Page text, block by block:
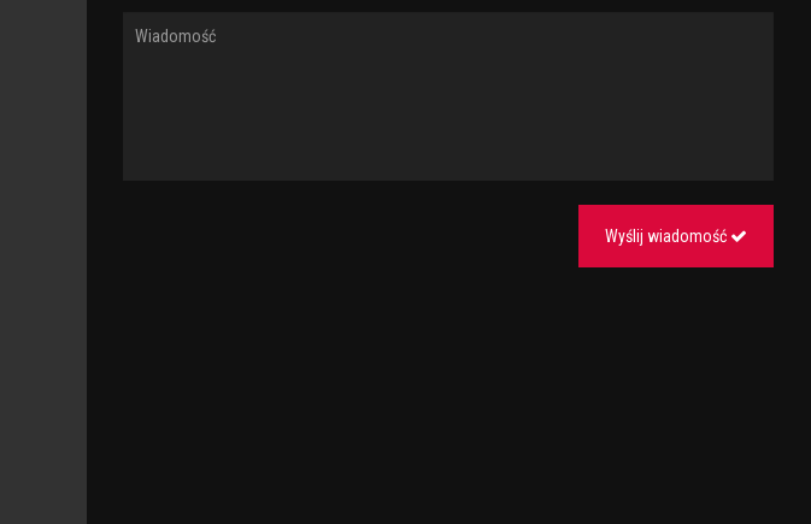
Wyślij wiadomość